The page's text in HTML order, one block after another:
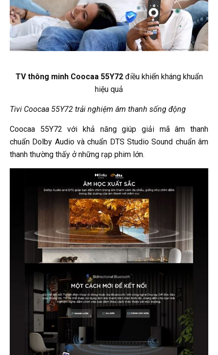
TV thông minh Coocaa 55Y72điều khiển kháng khuẩn
hiệu quả
Tivi Coocaa 55Y72 trải nghiệm âm thanh sống động
Coocaa 55Y72 với khả năng giúp giải mã âm thanh
chuẩn Dolby Audio và chuẩn DTS Studio Sound chuẩn âm
thanh thường thấy ở những rạp phim lớn.